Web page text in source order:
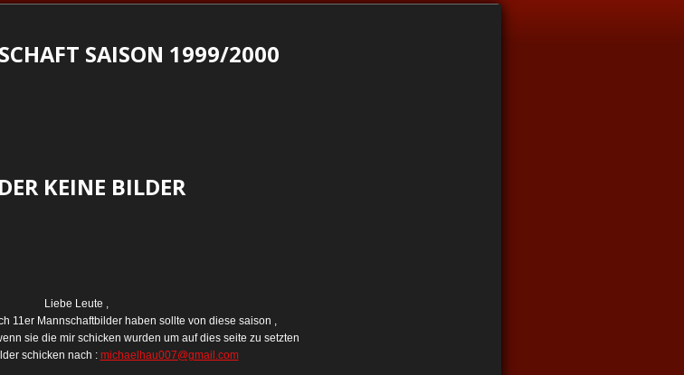
SAISON 1999/2000
KEINE BILDER
Liebe Leute ,
11er Mannschaftbilder haben sollte von diese saison ,
sie die mir schicken wurden um auf dies seite zu setzten
schicken nach : michaelhau007@gmail.com